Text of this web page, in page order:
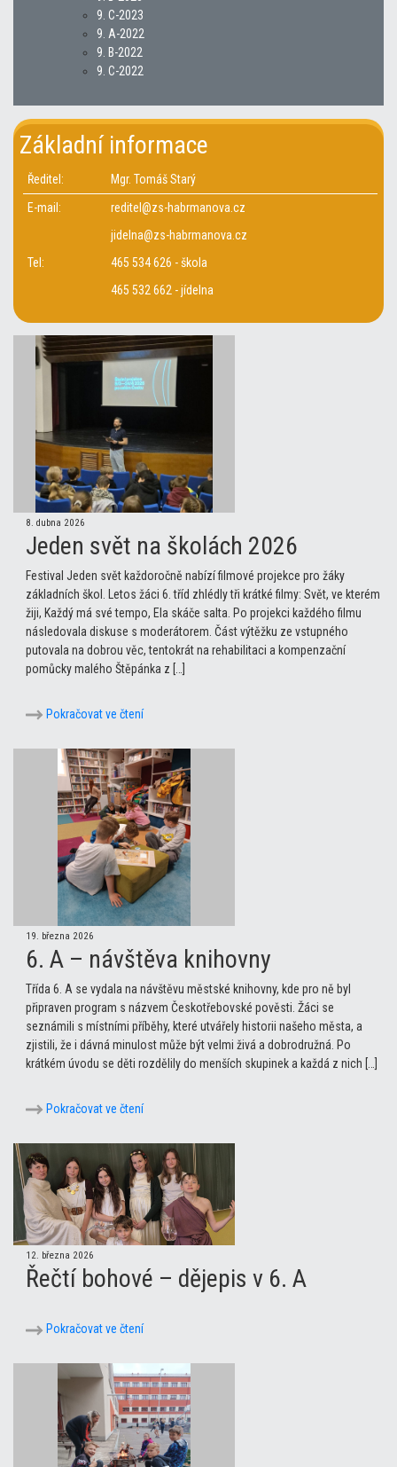
9. C-2023
9. A-2022
9. B-2022
9. C-2022
Základní informace
Ředitel:
Mgr. Tomáš Starý
E-mail:
reditel@zs-habrmanova.cz
jidelna@zs-habrmanova.cz
Tel:
465 534 626 - škola
465 532 662 - jídelna
8. dubna 2026
Jeden svět na školách 2026
Festival Jeden svět každoročně nabízí filmové projekce pro žáky
základních škol. Letos žáci 6. tříd zhlédly tři krátké filmy: Svět, ve kterém
žiji, Každý má své tempo, Ela skáče salta. Po projekci každého filmu
následovala diskuse s moderátorem. Část výtěžku ze vstupného
putovala na dobrou věc, tentokrát na rehabilitaci a kompenzační
pomůcky malého Štěpánka z […]
Pokračovat ve čtení
19. března 2026
6. A – návštěva knihovny
Třída 6. A se vydala na návštěvu městské knihovny, kde pro ně byl
připraven program s názvem Českotřebovské pověsti. Žáci se
seznámili s místními příběhy, které utvářely historii našeho města, a
zjistili, že i dávná minulost může být velmi živá a dobrodružná. Po
krátkém úvodu se děti rozdělily do menších skupinek a každá z nich […]
Pokračovat ve čtení
12. března 2026
Řečtí bohové – dějepis v 6. A
Pokračovat ve čtení